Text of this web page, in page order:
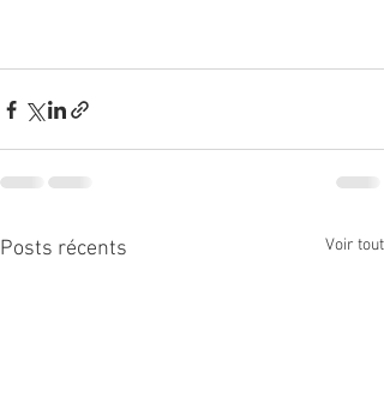
Posts récents Voir tout